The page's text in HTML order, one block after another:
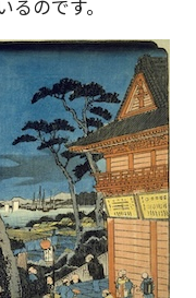
るのです。